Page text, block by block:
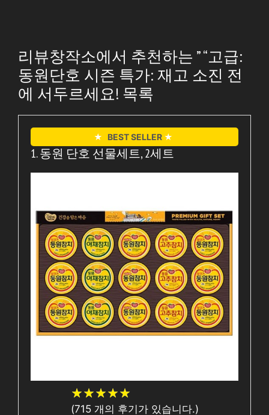
리뷰창작소에서 추천하는 ” “고급:
동원단호 시즌 특가: 재고 소진 전
에 서두르세요! 목록
★ BEST SELLER ★
1. 동원 단호 선물세트, 2세트
★★★★★
★★★★★
(715개의 후기가 있습니다.)